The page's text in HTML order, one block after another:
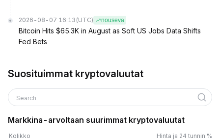
2026-08-07 16:13 (UTC) nouseva
Bitcoin Hits $65.3K in August as Soft US Jobs Data Shifts
Fed Bets
Suosituimmat kryptovaluutat
Search
Markkina-arvoltaan suurimmat kryptovaluutat
Kolikko Hinta ja 24 tunnin %